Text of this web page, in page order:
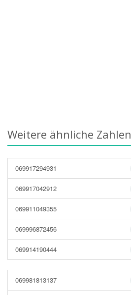
Weitere ähnliche Zahlen
069917294931
069917042912
069911049355
069996872456
069914190444
069981813137